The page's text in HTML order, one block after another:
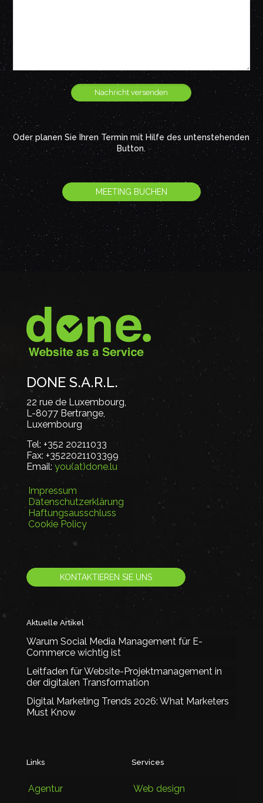
Oder planen Sie Ihren Termin mit Hilfe des untenstehenden
Button.
MEETING BUCHEN
DONE S.A.R.L.
22 rue de Luxembourg,
L-8077 Bertrange,
Luxembourg
Tel: +352 20211033
Fax: +3522021103399
Email: you(at)done.lu
Impressum
Datenschutzerklärung
Haftungsausschluss
Cookie Policy
KONTAKTIEREN SIE UNS
Aktuelle Artikel
Warum Social Media Management für E-
Commerce wichtig ist
Leitfaden für Website-Projektmanagement in
der digitalen Transformation
Digital Marketing Trends 2026: What Marketers
Must Know
Links
Agentur
Services
Web design